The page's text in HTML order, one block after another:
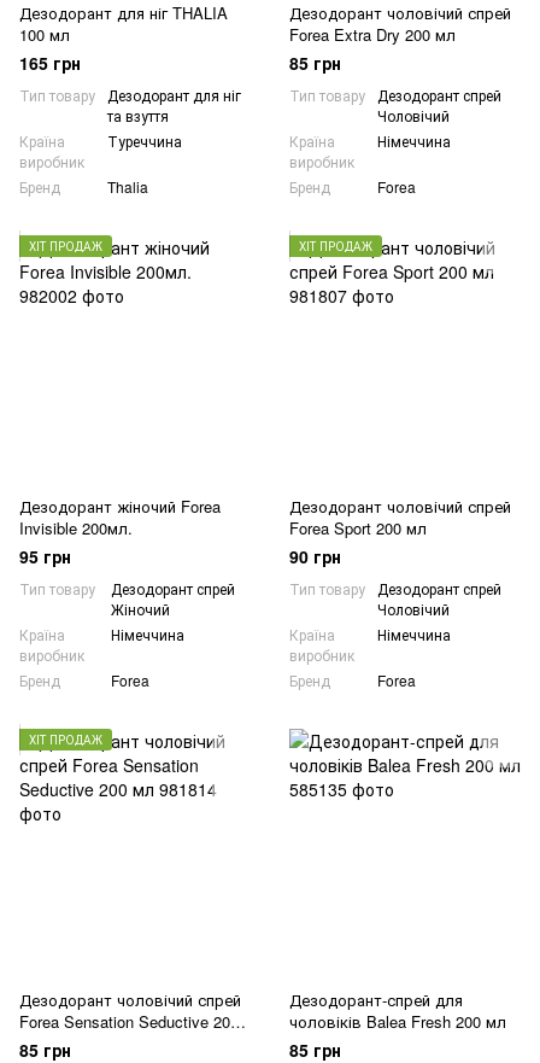
Дезодорант для ніг THALIA
100 мл
165 грн
Тип товару
Дезодорант для ніг
та взуття
Країна
виробник
Туреччина
Бренд Thalia
Дезодорант чоловічий спрей
Forea Extra Dry 200 мл
85 грн
Тип товару
Дезодорант спрей
Чоловічий
Країна
виробник
Німеччина
Бренд Forea
ХІТ ПРОДАЖ
Дезодорант жіночий Forea
Invisible 200мл.
95 грн
Тип товару
Дезодорант спрей
Жіночий
Країна
виробник
Німеччина
Бренд Forea
ХІТ ПРОДАЖ
Дезодорант чоловічий спрей
Forea Sport 200 мл
90 грн
Тип товару
Дезодорант спрей
Чоловічий
Країна
виробник
Німеччина
Бренд Forea
ХІТ ПРОДАЖ
Дезодорант чоловічий спрей
Forea Sensation Seductive 200
мл
85 грн
Дезодорант-спрей для
чоловіків Balea Fresh 200 мл
85 грн